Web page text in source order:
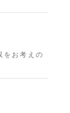
をお考えの